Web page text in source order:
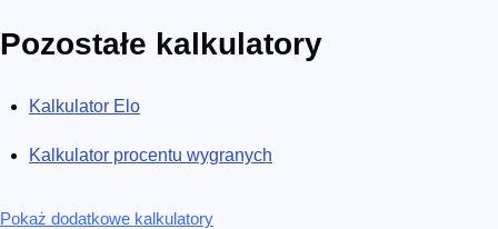
Pozostałe kalkulatory
Kalkulator Elo
Kalkulator procentu wygranych
Pokaż dodatkowe kalkulatory